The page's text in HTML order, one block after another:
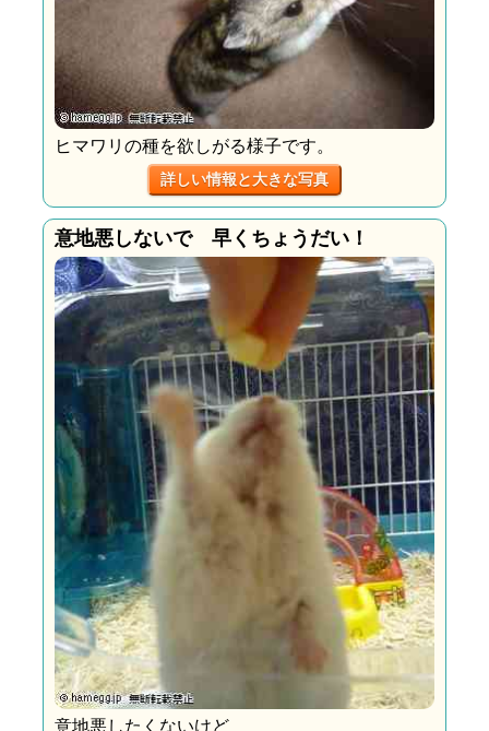
ヒマワリの種を欲しがる様子です。
詳しい情報と大きな写真
意地悪しないで 早くちょうだい！
意地悪したくないけど